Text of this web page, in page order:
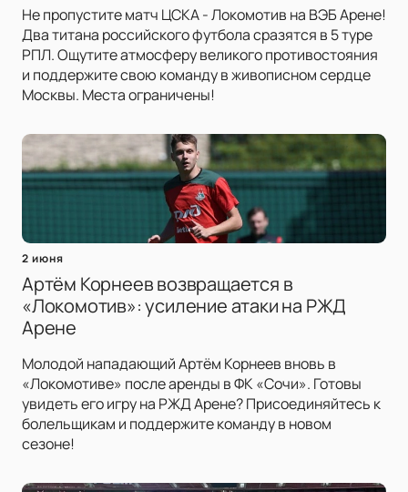
Не пропустите матч ЦСКА - Локомотив на ВЭБ Арене!
Два титана российского футбола сразятся в 5 туре
РПЛ. Ощутите атмосферу великого противостояния
и поддержите свою команду в живописном сердце
Москвы. Места ограничены!
2 июня
Артём Корнеев возвращается в
«Локомотив»: усиление атаки на РЖД
Арене
Молодой нападающий Артём Корнеев вновь в
«Локомотиве» после аренды в ФК «Сочи». Готовы
увидеть его игру на РЖД Арене? Присоединяйтесь к
болельщикам и поддержите команду в новом
сезоне!